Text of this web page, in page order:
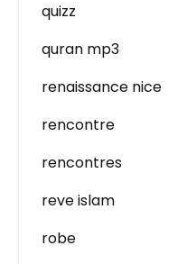
quizz
quran mp3
renaissance nice
rencontre
rencontres
reve islam
robe